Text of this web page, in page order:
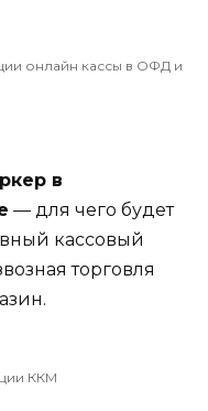
онлайн кассы в ОФД и
в
— для чего будет
кассовый
торговля
ККМ